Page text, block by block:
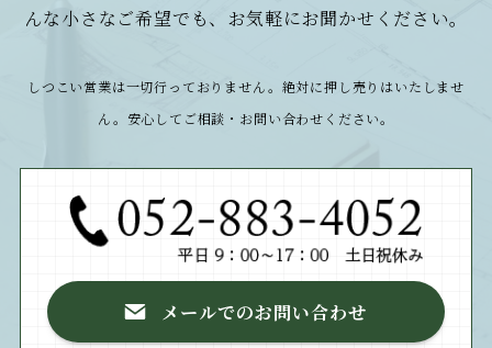
んな小さなご希望でも、お気軽にお聞かせください。
しつこい営業は一切行っておりません。絶対に押し売りはいたしませ
ん。安心してご相談・お問い合わせください。
メールでのお問い合わせ